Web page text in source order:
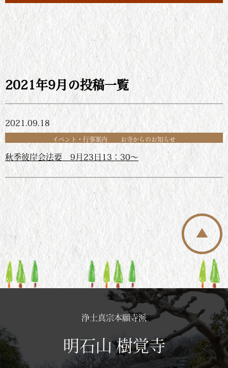
2021年9月の投稿一覧
2021.09.18
イベント・行事案内 お寺からのお知らせ
秋季彼岸会法要 9月23日13：30～
浄土真宗本願寺派
明石山 樹覚寺